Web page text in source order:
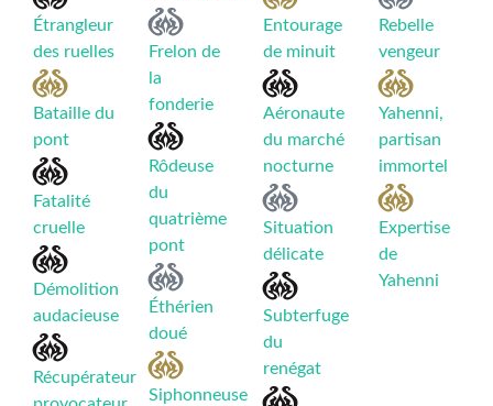
Étrangleur
des ruelles
Bataille du
pont
Fatalité
cruelle
Démolition
audacieuse
Récupérateur
Frelon de
la
fonderie
Rôdeuse
du
quatrième
pont
Éthérien
doué
Siphonneuse
Entourage
de minuit
Aéronaute
du marché
nocturne
Situation
délicate
Subterfuge
du
renégat
Rebelle
vengeur
Yahenni,
partisan
immortel
Expertise
de
Yahenni